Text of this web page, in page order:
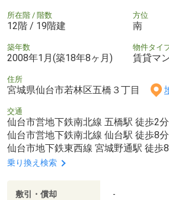
所在階 / 階数
12階 / 19階建
方位
南
築年数
2008年1月(築18年8ヶ月)
物件タイ
賃貸マ
住所
宮城県仙台市若林区五橋３丁目
交通
仙台市営地下鉄南北線 五橋駅 徒歩2分
仙台市営地下鉄南北線 仙台駅 徒歩8分
仙台市地下鉄東西線 宮城野通駅 徒歩
乗り換え検索
敷引・償却 -